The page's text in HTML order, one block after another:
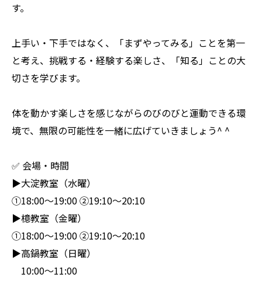
す。
上手い・下手ではなく、「まずやってみる」ことを第一
と考え、挑戦する・経験する楽しさ、「知る」ことの大
切さを学びます。
体を動かす楽しさを感じながらのびのびと運動できる環
境で、無限の可能性を一緒に広げていきましょう^ ^
✅ 会場・時間
▶︎大淀教室（水曜）
①18:00〜19:00 ②19:10〜20:10
▶︎檍教室（金曜）
①18:00〜19:00 ②19:10〜20:10
▶︎高鍋教室（日曜）
10:00〜11:00